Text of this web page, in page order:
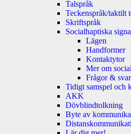
Talspråk
Teckenspråk/taktilt
Skriftspråk
Socialhaptiska
Lägen
Handformer
Kontaktytor
Mer om
Frågor & svar
Tidigt samspel och
AKK
Dövblindtolkning
Byte av